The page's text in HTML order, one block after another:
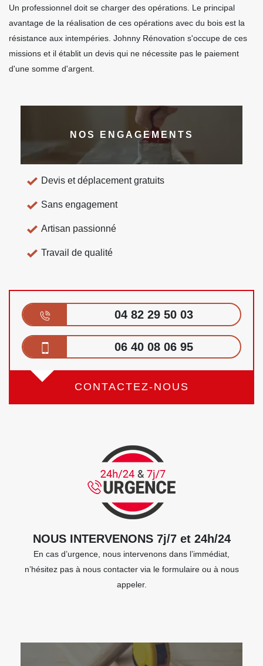
Un professionnel doit se charger des opérations. Le principal
avantage de la réalisation de ces opérations avec du bois est la
résistance aux intempéries. Johnny Rénovation s'occupe de ces
missions et il établit un devis qui ne nécessite pas le paiement
d'une somme d'argent.
NOS ENGAGEMENTS
Devis et déplacement gratuits
Sans engagement
Artisan passionné
Travail de qualité
04 82 29 50 03
06 40 08 06 95
CONTACTEZ-NOUS
NOUS INTERVENONS 7j/7 et 24h/24
En cas d’urgence, nous intervenons dans l’immédiat,
n’hésitez pas à nous contacter via le formulaire ou à nous
appeler.